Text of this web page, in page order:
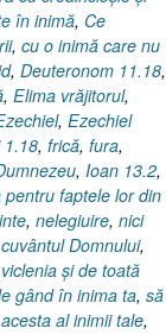
în inimă, Ce
, cu o inimă care nu
, Deuteronom 11.18,
, Elima vrăjitorul,
, Ezechiel
1.18, frică, fura,
, Ioan 13.2,
faptele lor din
, nelegiuire, nici
Domnului,
şi de toată
gând în inima ta, să
al inimii tale,